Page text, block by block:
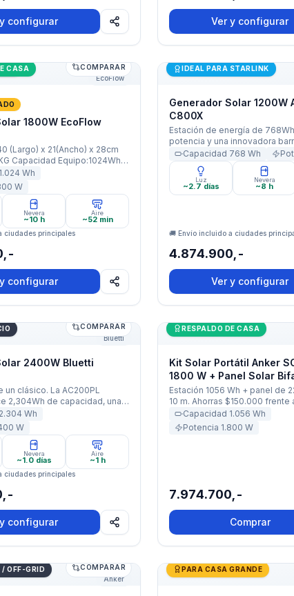
Garantía: 2 Años
configurar Ver y configurar
1800W EcoFlow DELTA 2
EcoFlow
CASA COMPARAR
1800W EcoFlow
(Largo) x 21(Ancho) x 28cm
47600mAh (85Ah / 51,2V)
Nominal / 2200W X-Boost
Garantía: 5 Años · · ·
1.024 Wh
W
Nevera
~10 h
Aire
~52 min
ciudades principales
configurar
Generador Solar 1200W
IDEAL PARA STARLINK
Generador Solar 1200W
C800X
Estación de energía de
potencia y una innovadora
camping. Salidas: 5 enchufes
USB-A y toma de auto.
Capacidad 768 Wh
Luz
~2.7 días
Nevera
~8 h
🚚 Envío incluido a ciudades
4.874.900,-
Ver y configurar
160 W + Cable 10 m
2400W Bluetti AC200PL
Bluetti
COMPARAR
2400W Bluetti
un clásico. La AC200PL
2,304Wh de capacidad, una
(picos de 3,600W) y es
8kWh. Potencia para tu casa,
recreativo.
2.304 Wh
W
Nevera
~1.0 días
Aire
~1 h
ciudades principales
configurar
Kit Solar Portátil Anker
RESPALDO DE CASA
Kit Solar Portátil Anker
1800 W + Panel Solar
Cable 10 m
Estación 1056 Wh + panel de
10 m. Ahorras $150.000 frente
separado.
Capacidad 1.056 Wh
Potencia 1.800 W
7.974.700,-
Comprar
6000W Anker SOLIX F3800 Plus
Anker
OFF-GRID COMPARAR Generador Solar 4000W
PARA CASA GRANDE